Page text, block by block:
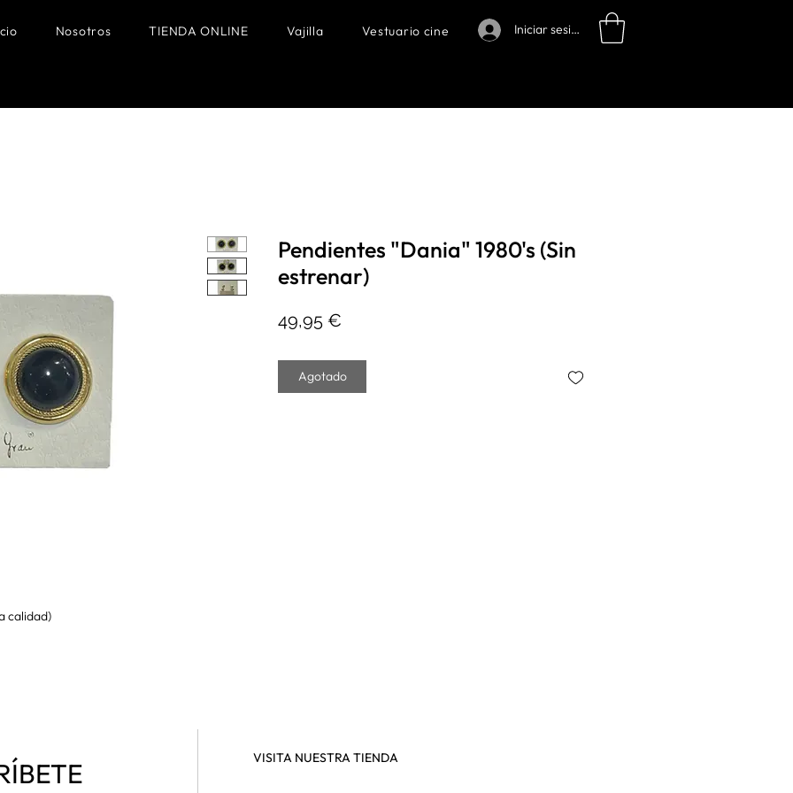
Nosotros TIENDA ONLINE Vajilla Vestuario cine Iniciar sesión
calidad)
Pendientes "Dania" 1980's (Sin
estrenar)
49,95 €
Agotado
VISITA NUESTRA TIENDA